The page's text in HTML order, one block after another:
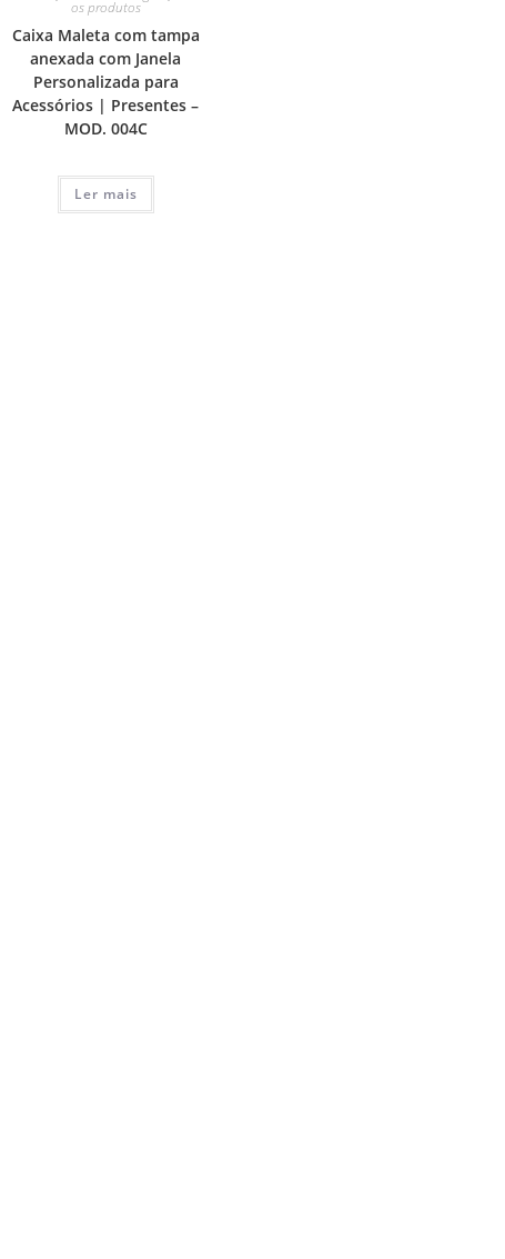
os produtos
Caixa Maleta com tampa
anexada com Janela
Personalizada para
Acessórios | Presentes –
MOD. 004C
Ler mais